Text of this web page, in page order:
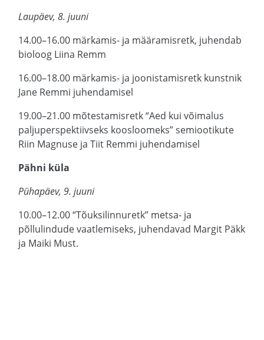
Laupäev, 8. juuni
14.00–16.00 märkamis- ja määramisretk, juhendab
bioloog Liina Remm
16.00–18.00 märkamis- ja joonistamisretk kunstnik
Jane Remmi juhendamisel
19.00–21.00 mõtestamisretk “Aed kui võimalus
paljuperspektiivseks koosloomeks” semiootikute
Riin Magnuse ja Tiit Remmi juhendamisel
Pähni küla
Pühapäev, 9. juuni
10.00–12.00 “Tõuksilinnuretk” metsa- ja
põllulindude vaatlemiseks, juhendavad Margit Päkk
ja Maiki Must.